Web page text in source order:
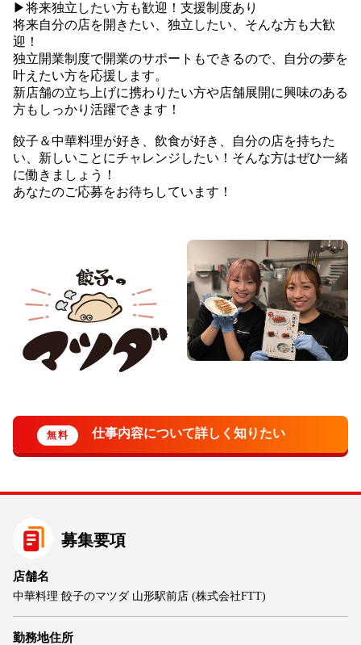
▶︎将来独立したい方も歓迎！支援制度あり
将来自分の店を開きたい、独立したい、そんな方も大歓
迎！
独立開業制度で開業のサポートもできるので、自分の夢を
叶えたい方を応援します。
新店舗の立ち上げに携わりたい方や店舗展開に興味のある
方もしっかり活躍できます！
餃子＆中華料理が好き、飲食が好き、自分の店を持ちた
い、新しいことにチャレンジしたい！そんな方はぜひ一緒
に働きましょう！
あなたのご応募をお待ちしています！
募集要項
店舗名
中華料理 餃子のマツダ 山形駅前店 (株式会社FTT)
勤務地住所